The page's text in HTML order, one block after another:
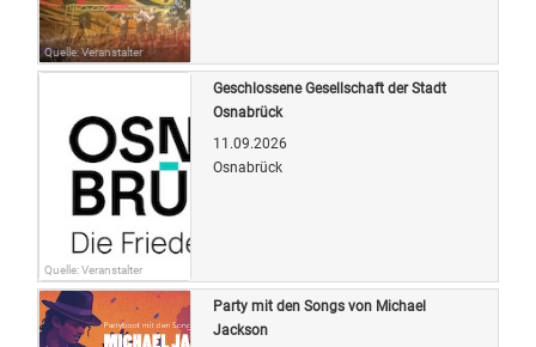
Quelle: Veranstalter
Quelle: Veranstalter
Geschlossene Gesellschaft der Stadt
Osnabrück
11.09.2026
Osnabrück
Party mit den Songs von Michael
Jackson